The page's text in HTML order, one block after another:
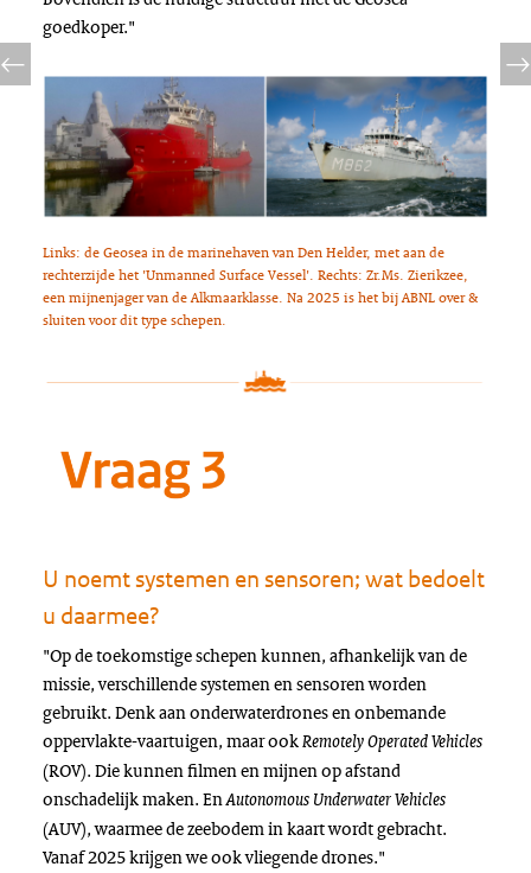
goedkoper."
Links: de Geosea in de marinehaven van Den Helder, met aan de
rechterzijde het 'Unmanned Surface Vessel'. Rechts: Zr.Ms. Zierikzee,
een mijnenjager van de Alkmaarklasse. Na 2025 is het bij ABNL over &
sluiten voor dit type schepen.
U noemt systemen en sensoren; wat bedoelt
u daarmee?
"Op de toekomstige schepen kunnen, afhankelijk van de
missie, verschillende systemen en sensoren worden
gebruikt. Denk aan onderwaterdrones en onbemande
oppervlakte-vaartuigen, maar ookRemotely Operated Vehicles
(ROV). Die kunnen filmen en mijnen op afstand
onschadelijk maken. EnAutonomous Underwater Vehicles
(AUV), waarmee de zeebodem in kaart wordt gebracht.
Vanaf 2025 krijgen we ook vliegende drones."